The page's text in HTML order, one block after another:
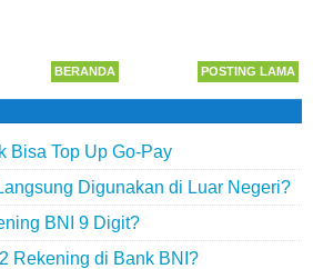
POSTING LAMA
BERANDA
Bisa Top Up Go-Pay
Digunakan di Luar Negeri?
BNI 9 Digit?
Rekening di Bank BNI?